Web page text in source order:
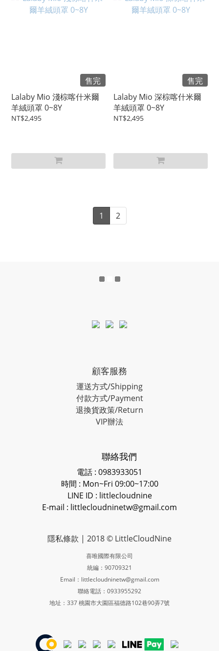
售完
Lalaby Mio 淺棕喀什米爾
羊絨頭罩 0~8Y
NT$2,495
售完
Lalaby Mio 深棕喀什米爾
羊絨頭罩 0~8Y
NT$2,495
1 2
顧客服務
運送方式/Shipping
付款方式/Payment
退換貨政策/Return
VIP辦法
聯絡我們
電話 : 0983933051
時間 : Mon~Fri 09:00~17:00
LINE ID : littlecloudnine
E-mail : littlecloudninetw@gmail.com
隱私條款 | 2018 © LittleCloudNine
喜唯國際有限公司
統編：90709321
Email：littlecloudninetw@gmail.com
聯絡電話：0933955292
地址：337 桃園市大園區福德路102巷90弄7號